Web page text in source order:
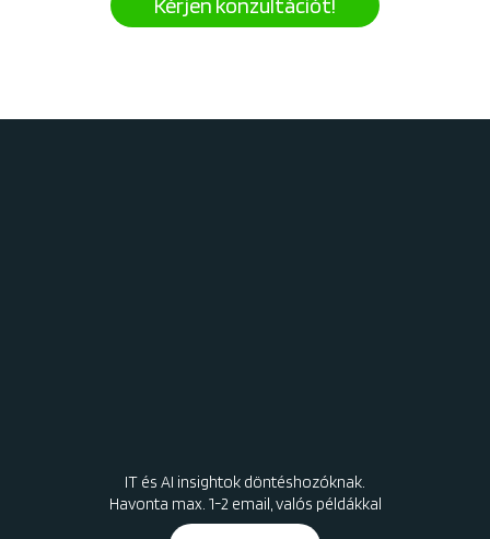
IT és AI insightok döntéshozóknak.
Havonta max. 1-2 email, valós példákkal